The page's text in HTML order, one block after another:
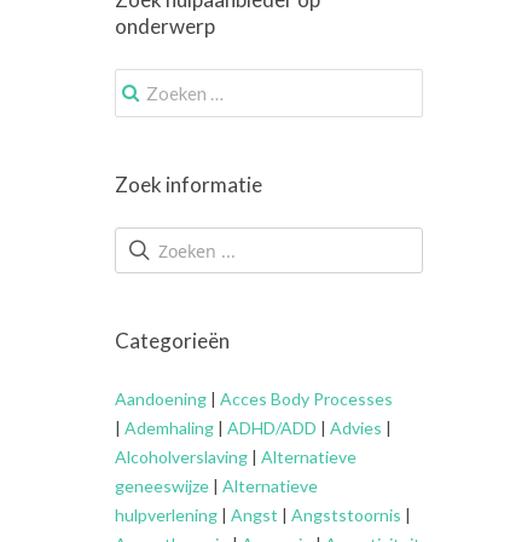
onderwerp
Zoek
naar:
Zoek informatie
Categorieën
Aandoening | Acces Body Processes
| Ademhaling | ADHD/ADD | Advies |
Alcoholverslaving | Alternatieve
geneeswijze | Alternatieve
hulpverlening | Angst | Angststoornis |